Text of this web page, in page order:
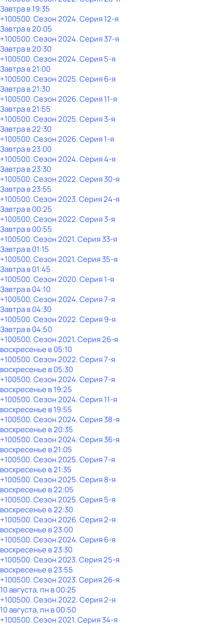
Завтра в 19:35
+100500. Сезон 2024. Серия 12-я
Завтра в 20:05
+100500. Сезон 2024. Серия 37-я
Завтра в 20:30
+100500. Сезон 2024. Серия 5-я
Завтра в 21:00
+100500. Сезон 2025. Серия 6-я
Завтра в 21:30
+100500. Сезон 2026. Серия 11-я
Завтра в 21:55
+100500. Сезон 2025. Серия 3-я
Завтра в 22:30
+100500. Сезон 2026. Серия 1-я
Завтра в 23:00
+100500. Сезон 2024. Серия 4-я
Завтра в 23:30
+100500. Сезон 2022. Серия 30-я
Завтра в 23:55
+100500. Сезон 2023. Серия 24-я
Завтра в 00:25
+100500. Сезон 2022. Серия 3-я
Завтра в 00:55
+100500. Сезон 2021. Серия 33-я
Завтра в 01:15
+100500. Сезон 2021. Серия 35-я
Завтра в 01:45
+100500. Сезон 2020. Серия 1-я
Завтра в 04:10
+100500. Сезон 2024. Серия 7-я
Завтра в 04:30
+100500. Сезон 2022. Серия 9-я
Завтра в 04:50
+100500. Сезон 2021. Серия 26-я
воскресенье в05:10
+100500. Сезон 2022. Серия 7-я
воскресенье в05:30
+100500. Сезон 2024. Серия 7-я
воскресенье в19:25
+100500. Сезон 2024. Серия 11-я
воскресенье в19:55
+100500. Сезон 2024. Серия 38-я
воскресенье в20:35
+100500. Сезон 2024. Серия 36-я
воскресенье в21:05
+100500. Сезон 2025. Серия 7-я
воскресенье в21:35
+100500. Сезон 2025. Серия 8-я
воскресенье в22:05
+100500. Сезон 2025. Серия 5-я
воскресенье в22:30
+100500. Сезон 2026. Серия 2-я
воскресенье в23:00
+100500. Сезон 2024. Серия 6-я
воскресенье в23:30
+100500. Сезон 2023. Серия 25-я
воскресенье в23:55
+100500. Сезон 2023. Серия 26-я
10 августа, пн в 00:25
+100500. Сезон 2022. Серия 2-я
10 августа, пн в 00:50
+100500. Сезон 2021. Серия 34-я